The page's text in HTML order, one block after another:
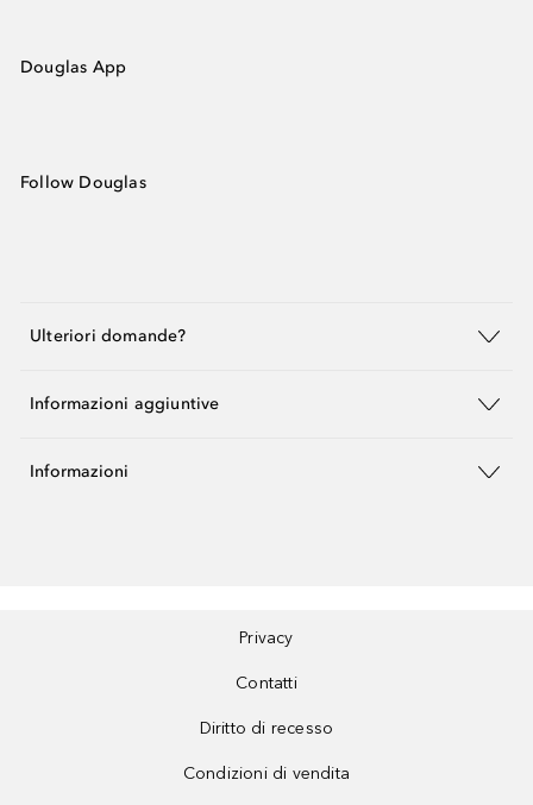
Douglas App
Follow Douglas
Ulteriori domande?
Informazioni aggiuntive
Informazioni
Privacy
Contatti
Diritto di recesso
Condizioni di vendita